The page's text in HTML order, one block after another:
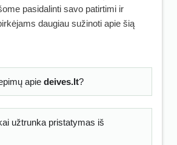
pasidalinti savo patirtimi ir
daugiau sužinoti apie šią
apie deives.lt?
užtrunka pristatymas iš